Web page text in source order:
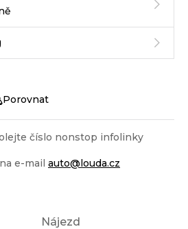
Nájezd
Porovnat
číslo nonstop infolinky
e-mail auto@louda.cz